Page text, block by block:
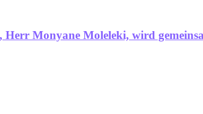
Herr Monyane Moleleki, wird